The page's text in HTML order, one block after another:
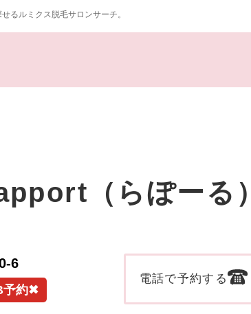
るルミクス脱毛サロンサーチ。
（らぽーる）
6
予約✖
電話で予約する